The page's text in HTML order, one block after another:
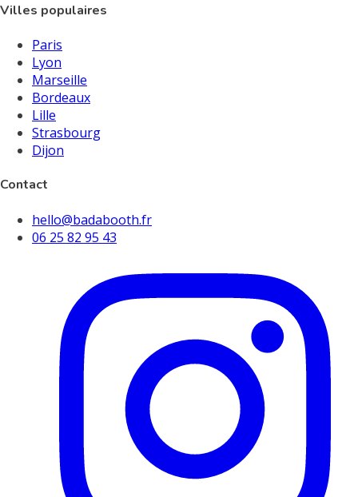
Villes populaires
Paris
Lyon
Marseille
Bordeaux
Lille
Strasbourg
Dijon
Contact
hello@badabooth.fr
06 25 82 95 43